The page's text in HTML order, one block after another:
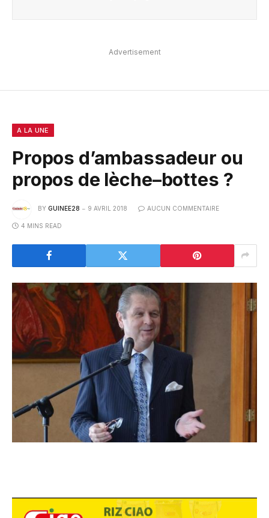
Advertisement
A LA UNE
Propos d’ambassadeur ou
propos de lèche–bottes ?
BY GUINEE28 9 AVRIL 2018 AUCUN COMMENTAIRE
4 MINS READ